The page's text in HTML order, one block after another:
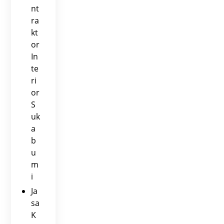
nt
ra
kt
or
In
te
ri
or
S
uk
a
b
u
m
i
Ja
sa
K